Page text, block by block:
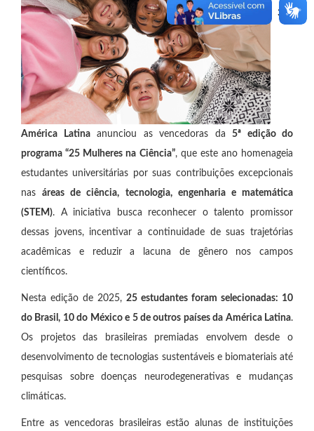
3M
América Latinaanunciou as vencedoras da 5ª edição do
programa “25 Mulheres na Ciência”, que este ano homenageia
estudantes universitárias por suas contribuições excepcionais
nasáreas de ciência, tecnologia, engenharia e matemática
(STEM). A iniciativa busca reconhecer o talento promissor
dessas jovens, incentivar a continuidade de suas trajetórias
acadêmicas e reduzir a lacuna de gênero nos campos
científicos.
Nesta edição de 2025, 25 estudantes foram selecionadas: 10
do Brasil, 10 do México e 5 de outros países da América Latina.
Os projetos das brasileiras premiadas envolvem desde o
desenvolvimento de tecnologias sustentáveis e biomateriais até
pesquisas sobre doenças neurodegenerativas e mudanças
climáticas.
Entre as vencedoras brasileiras estão alunas de instituições